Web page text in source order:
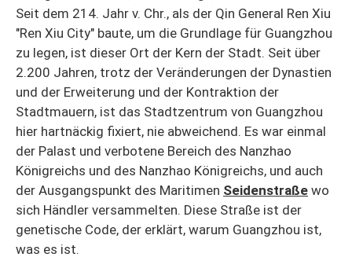
Seit dem 214. Jahr v. Chr., als der Qin General Ren Xiu
"Ren Xiu City" baute, um die Grundlage für Guangzhou
zu legen, ist dieser Ort der Kern der Stadt. Seit über
2.200 Jahren, trotz der Veränderungen der Dynastien
und der Erweiterung und der Kontraktion der
Stadtmauern, ist das Stadtzentrum von Guangzhou
hier hartnäckig fixiert, nie abweichend. Es war einmal
der Palast und verbotene Bereich des Nanzhao
Königreichs und des Nanzhao Königreichs, und auch
der Ausgangspunkt des Maritimen Seidenstraße wo
sich Händler versammelten. Diese Straße ist der
genetische Code, der erklärt, warum Guangzhou ist,
was es ist.